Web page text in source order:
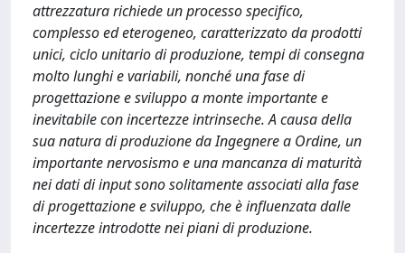
attrezzatura richiede un processo specifico,
complesso ed eterogeneo, caratterizzato da prodotti
unici, ciclo unitario di produzione, tempi di consegna
molto lunghi e variabili, nonché una fase di
progettazione e sviluppo a monte importante e
inevitabile con incertezze intrinseche. A causa della
sua natura di produzione da Ingegnere a Ordine, un
importante nervosismo e una mancanza di maturità
nei dati di input sono solitamente associati alla fase
di progettazione e sviluppo, che è influenzata dalle
incertezze introdotte nei piani di produzione.